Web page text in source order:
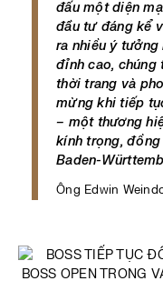
đấu một diện
đầu tư đáng kể
ra nhiều ý tưởng
đỉnh cao, chúng
thời trang và
mừng khi tiếp
– một thương
kính trọng,
Baden-
Ông Edwin